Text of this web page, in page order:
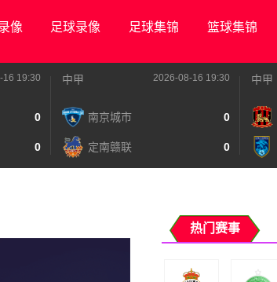
像 足球录像 足球集锦 篮球集锦
16 19:30
0
0
中甲 2026-08-16 19:30
南京城市 0
定南赣联 0
中甲
热门赛事